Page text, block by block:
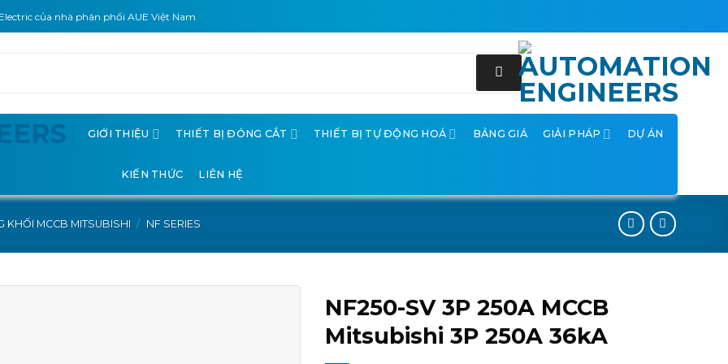
của nhà phân phối AUE Việt Nam
GIỚI THIỆU THIẾT BỊ ĐÓNG CẮT THIẾT BỊ TỰ ĐỘNG HOÁ BẢNG GIÁ GIẢI PHÁP DỰ ÁN
KIẾN THỨC LIÊN HỆ
KHỐI MCCB MITSUBISHI / NF SERIES
NF250-SV 3P 250A MCCB
Mitsubishi 3P 250A 36kA